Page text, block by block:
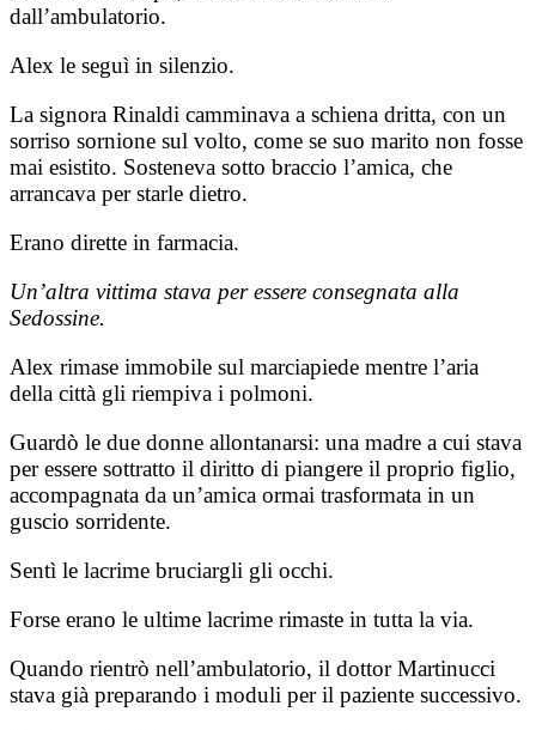
dall’ambulatorio.
Alex le seguì in silenzio.
La signora Rinaldi camminava a schiena dritta, con un
sorriso sornione sul volto, come se suo marito non fosse
mai esistito. Sosteneva sotto braccio l’amica, che
arrancava per starle dietro.
Erano dirette in farmacia.
Un’altra vittima stava per essere consegnata alla
Sedossine.
Alex rimase immobile sul marciapiede mentre l’aria
della città gli riempiva i polmoni.
Guardò le due donne allontanarsi: una madre a cui stava
per essere sottratto il diritto di piangere il proprio figlio,
accompagnata da un’amica ormai trasformata in un
guscio sorridente.
Sentì le lacrime bruciargli gli occhi.
Forse erano le ultime lacrime rimaste in tutta la via.
Quando rientrò nell’ambulatorio, il dottor Martinucci
stava già preparando i moduli per il paziente successivo.